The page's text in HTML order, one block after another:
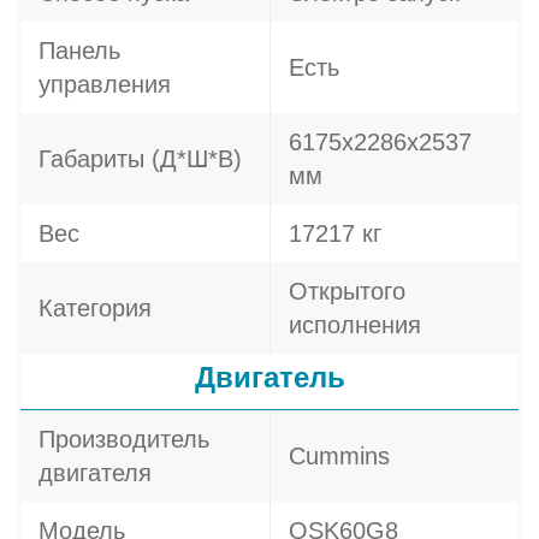
Панель
управления
Есть
Габариты (Д*Ш*В)
6175x2286x2537
мм
Вес 17217 кг
Категория
Открытого
исполнения
Двигатель
Производитель
двигателя
Cummins
Модель QSK60G8